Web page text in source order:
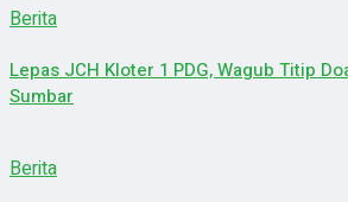
Berita
Lepas JCH Kloter 1 PDG, Wagub Titip
Sumbar
Berita